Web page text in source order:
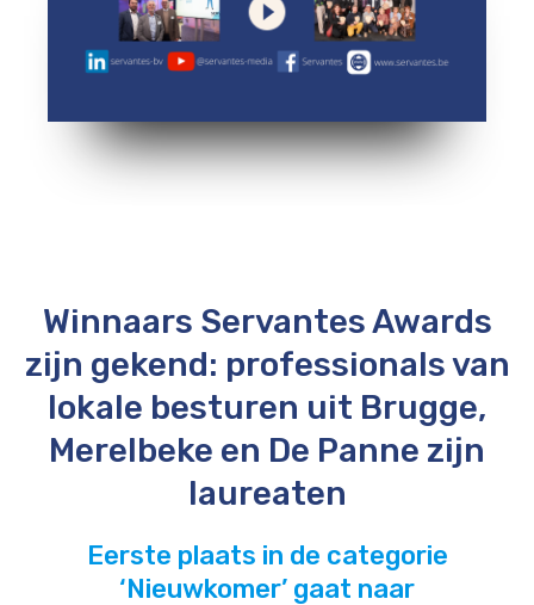
Winnaars Servantes Awards
zijn gekend: professionals van
lokale besturen uit Brugge,
Merelbeke en De Panne zijn
laureaten
Eerste plaats in de categorie
‘Nieuwkomer’ gaat naar